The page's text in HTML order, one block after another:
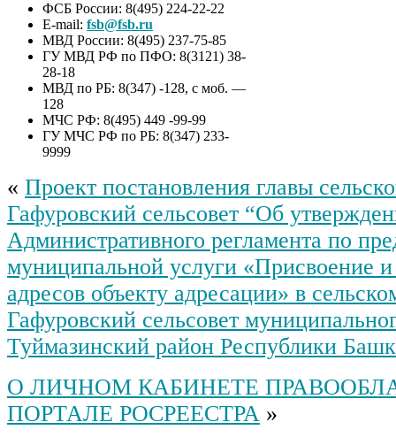
ФСБ России: 8(495) 224-22-22
E-mail: fsb@fsb.ru
МВД России: 8(495) 237-75-85
ГУ МВД РФ по ПФО: 8(3121) 38-
28-18
МВД по РБ: 8(347) -128, с моб. —
128
МЧС РФ: 8(495) 449 -99-99
ГУ МЧС РФ по РБ: 8(347) 233-
9999
« Проект постановления главы
Гафуровский сельсовет “Об
Административного регламента по
муниципальной услуги «Присвоение
адресов объекту адресации» в
Гафуровский сельсовет
Туймазинский район Республики
О ЛИЧНОМ КАБИНЕТЕ
ПОРТАЛЕ РОСРЕЕСТРА »